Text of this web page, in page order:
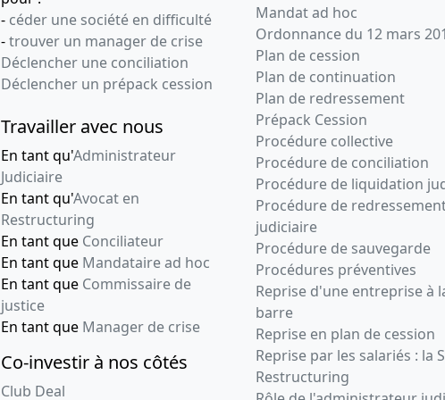
- céder une société en difficulté
-trouver un manager de crise
Déclencher une conciliation
Déclencher un prépack cession
Travailler avec nous
En tant qu'Administrateur
Judiciaire
En tant qu'Avocat en
Restructuring
En tant que Conciliateur
En tant que Mandataire ad hoc
En tant que Commissaire de
justice
En tant que Manager de crise
Co-investir à nos côtés
Club Deal
Mandat ad hoc
Ordonnance du 12 mars
Plan de cession
Plan de continuation
Plan de redressement
Prépack Cession
Procédure collective
Procédure de conciliation
Procédure de liquidation
Procédure de
judiciaire
Procédure de sauvegarde
Procédures préventives
Reprise d'une entreprise à
barre
Reprise en plan de cession
Reprise par les salariés : la
Restructuring